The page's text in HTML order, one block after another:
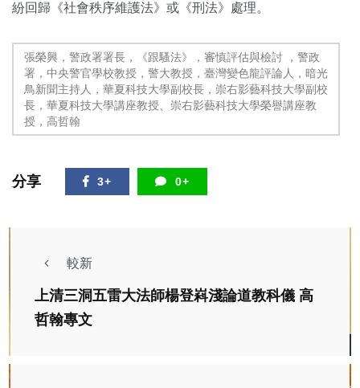
紛回歸《社會秩序維護法》或《刑法》處理。
張榮興，警政署署長，《跟騷法》，審慎評估與檢討 ，警政
署，中央警官學校教授，警大教授，臺灣變色龍評論人，暗光
鳥新聞主持人，華夏科技大學副校長，崇右影藝科技大學副校
長，華夏科技大學講座教授、崇右影藝科技大學榮譽講座教
授，高哲翰
分享 3+ 0+
較新
上清三洞五雷大法師楊登嵙淺論道教科儀 高
哲翰專文